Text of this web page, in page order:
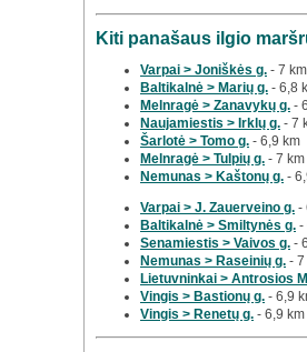
Kiti panašaus ilgio
Varpai > Joniškės g. - 7 km
Baltikalnė > Marių g. - 6,8
Melnragė > Zanavykų g. -
Naujamiestis > Irklų g. - 7
Šarlotė > Tomo g. - 6,9 km
Melnragė > Tulpių g. - 7 km
Nemunas > Kaštonų g. -
Varpai > J. Zauerveino g. -
Baltikalnė > Smiltynės g. -
Senamiestis > Vaivos g. -
Nemunas > Raseinių g. -
Lietuvninkai > Antrosios
Vingis > Bastionų g. - 6,9
Vingis > Renetų g. - 6,9 km